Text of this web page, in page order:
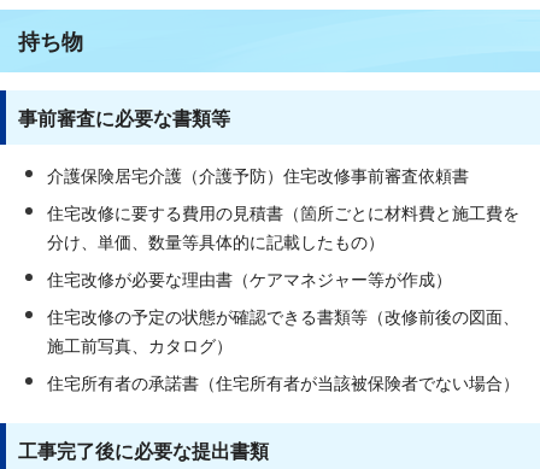
持ち物
事前審査に必要な書類等
介護保険居宅介護（介護予防）住宅改修事前審査依頼書
住宅改修に要する費用の見積書（箇所ごとに材料費と施工費を
分け、単価、数量等具体的に記載したもの）
住宅改修が必要な理由書（ケアマネジャー等が作成）
住宅改修の予定の状態が確認できる書類等（改修前後の図面、
施工前写真、カタログ）
住宅所有者の承諾書（住宅所有者が当該被保険者でない場合）
工事完了後に必要な提出書類